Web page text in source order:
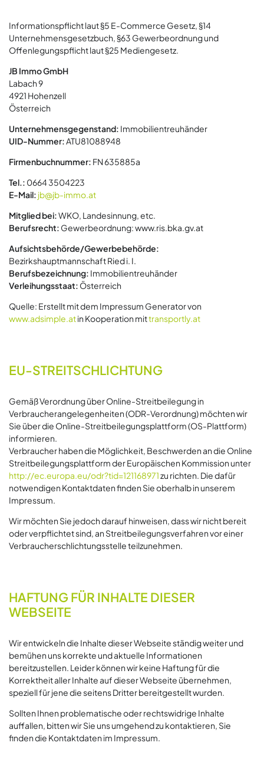
Informationspflicht laut §5 E-Commerce Gesetz, §14
Unternehmensgesetzbuch, §63 Gewerbeordnung und
Offenlegungspflicht laut §25 Mediengesetz.
JB Immo GmbH
Labach 9
4921 Hohenzell
Österreich
Unternehmensgegenstand: Immobilientreuhänder
UID-Nummer:ATU81088948
Firmenbuchnummer: FN 635885a
Tel.: 0664 3504223
E-Mail: jb@jb-immo.at
Mitglied bei:WKO, Landesinnung, etc.
Berufsrecht: Gewerbeordnung: www.ris.bka.gv.at
Aufsichtsbehörde/Gewerbebehörde:
Bezirkshauptmannschaft Ried i. I.
Berufsbezeichnung: Immobilientreuhänder
Verleihungsstaat: Österreich
Quelle: Erstellt mit dem Impressum Generator von
www.adsimple.atin Kooperation mittransportly.at
EU-STREITSCHLICHTUNG
Gemäß Verordnung über Online-Streitbeilegung in
Verbraucherangelegenheiten (ODR-Verordnung) möchten wir
Sie über die Online-Streitbeilegungsplattform (OS-Plattform)
informieren.
Verbraucher haben die Möglichkeit, Beschwerden an die Online
Streitbeilegungsplattform der Europäischen Kommission unter
http://ec.europa.eu/odr?tid=121168971zu richten. Die dafür
notwendigen Kontaktdaten finden Sie oberhalb in unserem
Impressum.
Wir möchten Sie jedoch darauf hinweisen, dass wir nicht bereit
oder verpflichtet sind, an Streitbeilegungsverfahren vor einer
Verbraucherschlichtungsstelle teilzunehmen.
HAFTUNG FÜR INHALTE DIESER
WEBSEITE
Wir entwickeln die Inhalte dieser Webseite ständig weiter und
bemühen uns korrekte und aktuelle Informationen
bereitzustellen. Leider können wir keine Haftung für die
Korrektheit aller Inhalte auf dieser Webseite übernehmen,
speziell für jene die seitens Dritter bereitgestellt wurden.
Sollten Ihnen problematische oder rechtswidrige Inhalte
auffallen, bitten wir Sie uns umgehend zu kontaktieren, Sie
finden die Kontaktdaten im Impressum.